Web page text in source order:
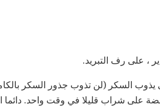
، على رف التبريد.
السكر (لن تذوب جذور السكر
على شراب قليلا في وقت واحد. دائما